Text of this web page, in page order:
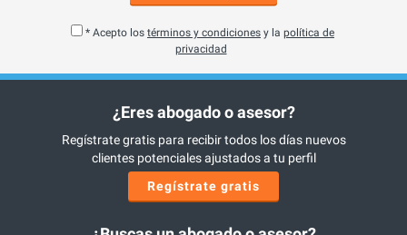
* Acepto los términos y condiciones y la política de
privacidad
¿Eres abogado o asesor?
Regístrate gratis para recibir todos los días nuevos
clientes potenciales ajustados a tu perfil
Regístrate gratis